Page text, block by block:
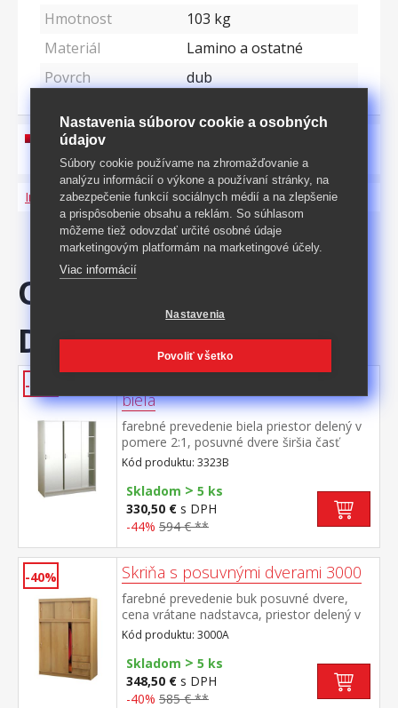
Hmotnost
103 kg
Materiál
Lamino a ostatné
Povrch
dub
návod na montáž na stiahnutie tu
Informácie o produkte a bezpečnosti
ODPORÚČAME
DOKÚPIŤ
-44%
biela
farebné prevedenie biela priestor delený v
pomere 2:1, posuvné dvere širšia časť
šatníková tyč, užšia časť 3 variabilné
police odporúčaný nadstavec 3223B
Kód produktu: 3323B
Skladom > 5 ks
330,50 € s DPH
-44% 594 € **
-40% Skriňa s posuvnými dverami 3000
farebné prevedenie buk posuvné dvere,
cena vrátane nadstavca, priestor delený v
pomere 2:1 širšia časť šatníková tyč, užšia
časť 2 variabilné police, 3 zásuvky s
kovovými pojazdmi
Kód produktu: 3000A
Skladom > 5 ks
348,50 € s DPH
-40% 585 € **
Nastavenia súborov cookie a osobných
údajov
Súbory cookie používame na zhromažďovanie a
analýzu informácií o výkone a používaní stránky, na
zabezpečenie funkcií sociálnych médií a na zlepšenie
a prispôsobenie obsahu a reklám. So súhlasom
môžeme tiež odovzdať určité osobné údaje
marketingovým platformám na marketingové účely.
Viac informácií
Nastavenia
Povoliť všetko